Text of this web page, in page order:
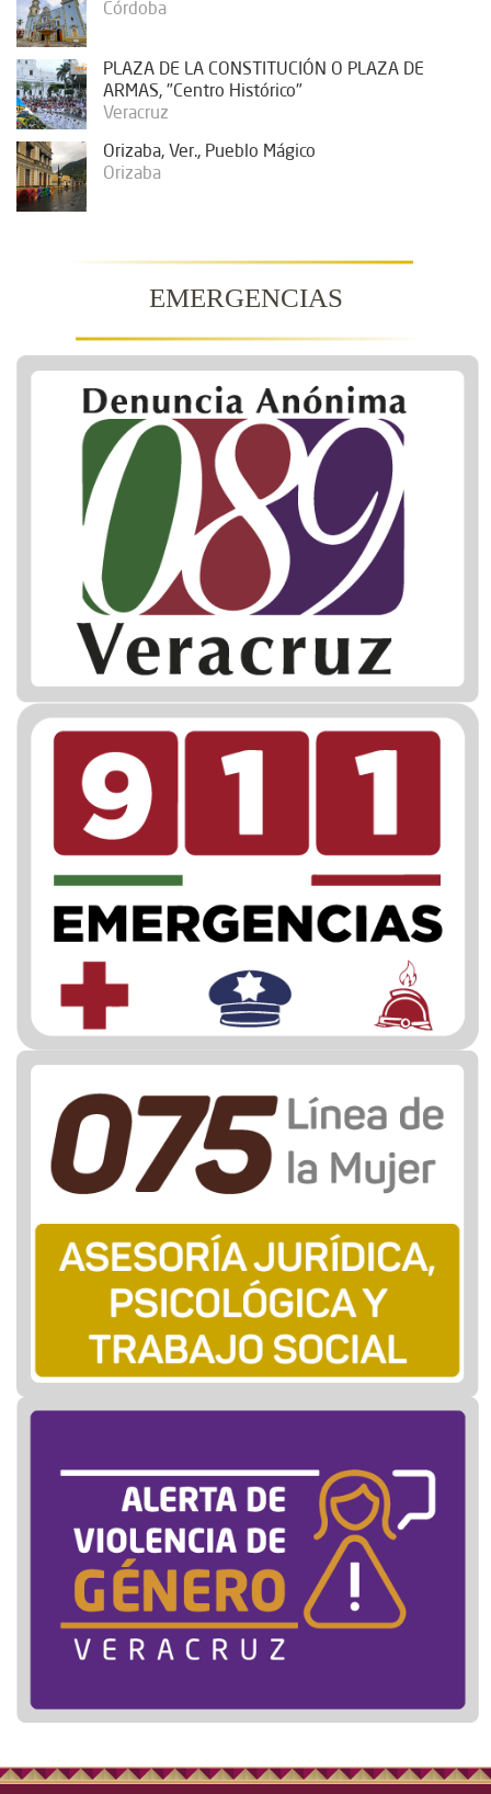
Córdoba
PLAZA DE LA CONSTITUCIÓN O PLAZA DE
ARMAS, "Centro Histórico"
Veracruz
Orizaba, Ver., Pueblo Mágico
Orizaba
EMERGENCIAS